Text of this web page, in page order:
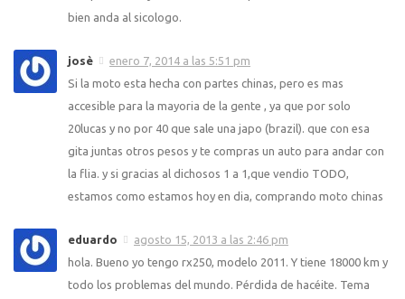
bien anda al sicologo.
josè
enero 7, 2014 a las 5:51 pm
Si la moto esta hecha con partes chinas, pero es mas
accesible para la mayoria de la gente , ya que por solo
20lucas y no por 40 que sale una japo (brazil). que con esa
gita juntas otros pesos y te compras un auto para andar con
la flia. y si gracias al dichosos 1 a 1,que vendio TODO,
estamos como estamos hoy en dia, comprando moto chinas
eduardo
agosto 15, 2013 a las 2:46 pm
hola. Bueno yo tengo rx250, modelo 2011. Y tiene 18000 km y
todo los problemas del mundo. Pérdida de hacéite. Tema